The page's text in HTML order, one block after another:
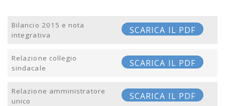
Bilancio 2015 e nota
integrativa
SCARICA IL PDF
Relazione collegio
sindacale
SCARICA IL PDF
Relazione amministratore
unico
SCARICA IL PDF